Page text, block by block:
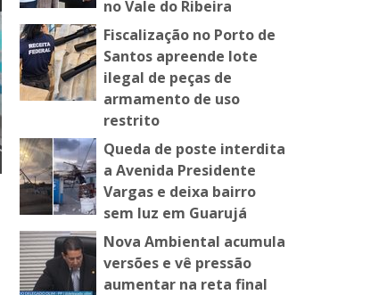
no Vale do Ribeira
Fiscalização no Porto de
Santos apreende lote
ilegal de peças de
armamento de uso
restrito
Queda de poste interdita
a Avenida Presidente
Vargas e deixa bairro
sem luz em Guarujá
Nova Ambiental acumula
versões e vê pressão
aumentar na reta final